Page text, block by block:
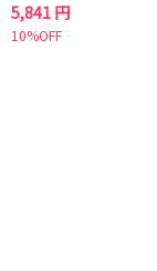
5,841 円
10%OFF